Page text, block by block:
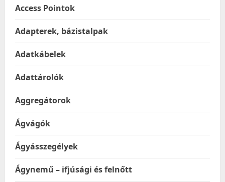
Access Pointok
Adapterek, bázistalpak
Adatkábelek
Adattárolók
Aggregátorok
Ágvágók
Ágyásszegélyek
Ágynemű – ifjúsági és felnőtt